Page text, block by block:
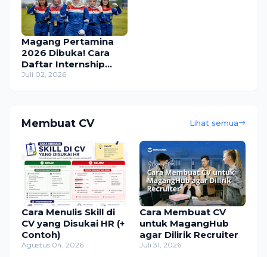
Magang Pertamina
2026 Dibuka! Cara
Daftar Internship
Pertamina Group,
Juli 02, 2026
Membuat CV Lihat semua
Cara Menulis Skill di
CV yang Disukai HR (+
Contoh)
Agustus 04, 2026
Cara Membuat CV
untuk MagangHub
agar Dilirik Recruiter
Juli 31, 2026